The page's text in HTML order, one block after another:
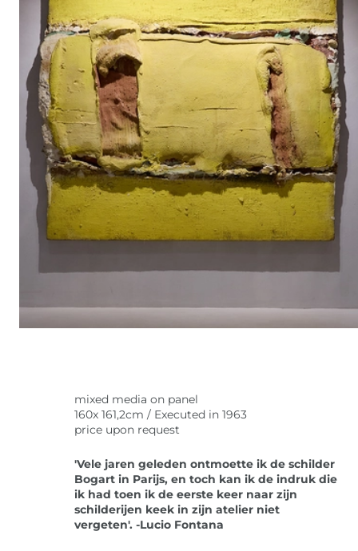
mixed media on panel
160x 161,2cm / Executed in 1963
price upon request
'Vele jaren geleden ontmoette ik de schilder
Bogart in Parijs, en toch kan ik de indruk die
ik had toen ik de eerste keer naar zijn
schilderijen keek in zijn atelier niet
vergeten'. -Lucio Fontana